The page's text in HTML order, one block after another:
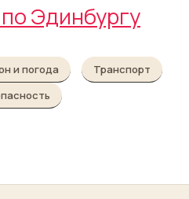
Эдинбургу
и погода
Транспорт